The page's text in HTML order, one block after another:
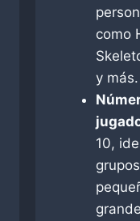
como
y más.
10,
grupos